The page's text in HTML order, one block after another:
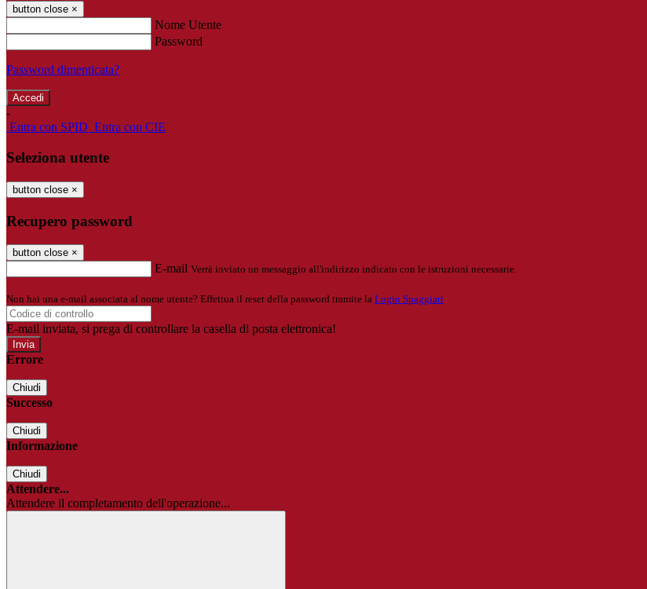
button close ×
Nome Utente
Password
Password dimenticata?
-
Entra con SPID Entra con CIE
Seleziona utente
button close ×
Recupero password
button close ×
E-mail Verrà inviato un messaggio all'indirizzo indicato con le istruzioni necessarie.
Non hai una e-mail associata al nome utente? Effettua il reset della password tramite la Login Spaggiari
E-mail inviata, si prega di controllare la casella di posta elettronica!
Errore
Chiudi
Successo
Chiudi
Informazione
Chiudi
Attendere...
Attendere il completamento dell'operazione...